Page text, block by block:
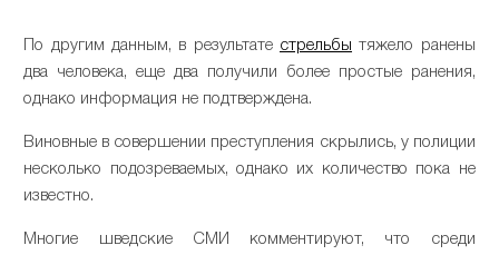
По другим данным, в результате стрельбы тяжело ранены
два человека, еще два получили более простые ранения,
однако информация не подтверждена.
Виновные в совершении преступления скрылись, у полиции
несколько подозреваемых, однако их количество пока не
известно.
Многие шведские СМИ комментируют, что среди